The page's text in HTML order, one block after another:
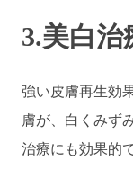
3.美白治
強い皮膚再生効
膚が、白くみず
治療にも効果的